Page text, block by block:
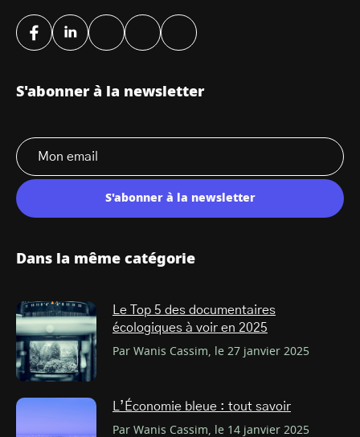
S'abonner à la newsletter
S'abonner à la newsletter
Dans la même catégorie
Le Top 5 des documentaires
écologiques à voir en 2025
Par Wanis Cassim, le 27 janvier 2025
L’Économie bleue : tout savoir
Par Wanis Cassim, le 14 janvier 2025